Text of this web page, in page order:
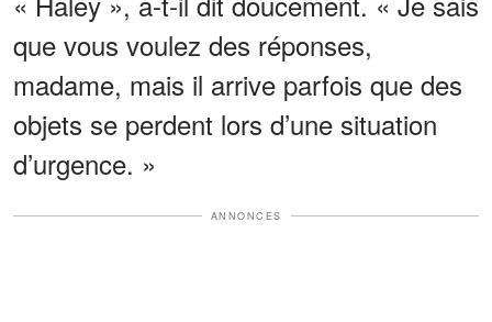
que vous voulez des réponses,
madame, mais il arrive parfois que des
objets se perdent lors d’une situation
d’urgence. »
ANNONCES